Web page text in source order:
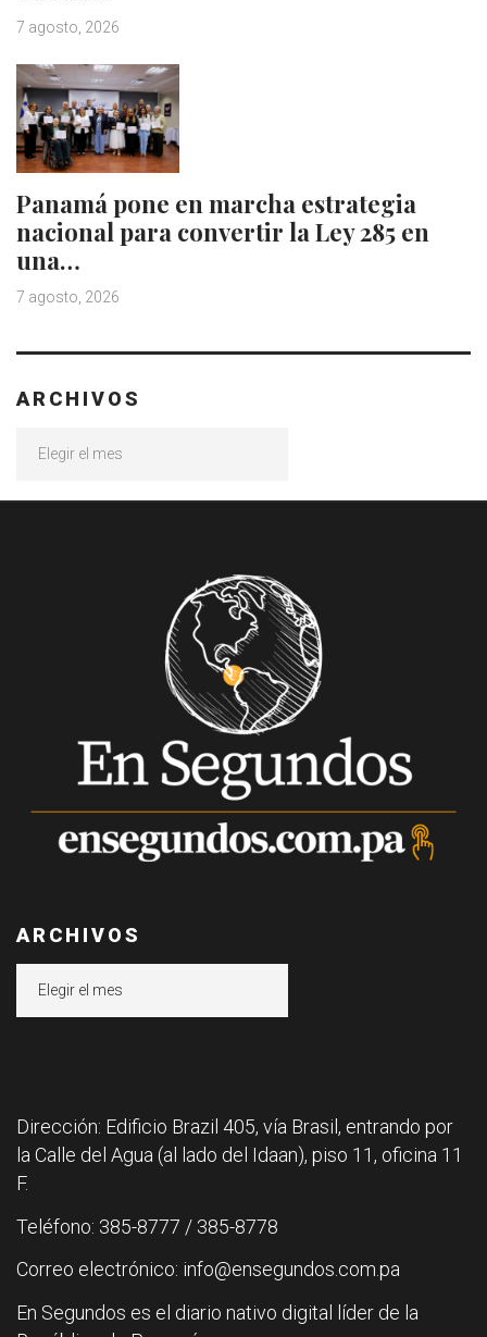
7 agosto, 2026
Panamá pone en marcha estrategia
nacional para convertir la Ley 285 en
una…
7 agosto, 2026
ARCHIVOS
ARCHIVOS
Dirección: Edificio Brazil 405, vía Brasil, entrando por
la Calle del Agua (al lado del Idaan), piso 11, oficina 11
F.
Teléfono: 385-8777 / 385-8778
Correo electrónico: info@ensegundos.com.pa
En Segundos es el diario nativo digital líder de la